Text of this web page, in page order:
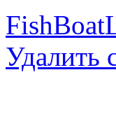
Удалить